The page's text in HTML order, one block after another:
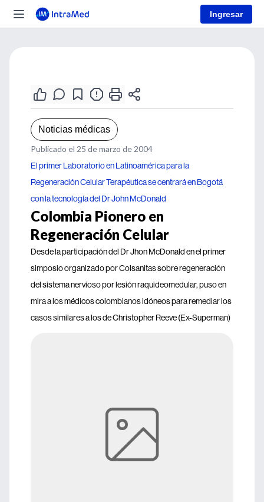
Ingresar
Noticias médicas
Publicado el 25 de marzo de 2004
El primer Laboratorio en Latinoamérica para la
Regeneración Celular Terapéutica se centrará en Bogotá
con la tecnología del Dr John McDonald
Colombia Pionero en
Regeneración Celular
Desde la participación del Dr Jhon McDonald en el primer
simposio organizado por Colsanitas sobre regeneración
del sistema nervioso por lesión raquideomedular, puso en
mira a los médicos colombianos idóneos para remediar los
casos similares a los de Christopher Reeve (Ex-Superman)